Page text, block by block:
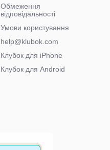
Обмеження
відповідальності
Умови користування
help@klubok.com
Клубок для iPhone
Клубок для Android